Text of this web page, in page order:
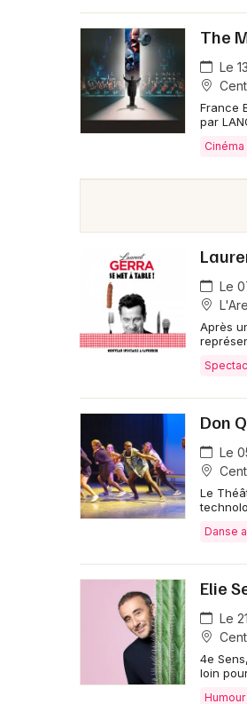
The
Le
France
par
Le
Après
Don
Le
Le
Danse
Elie
Le
4e
loin